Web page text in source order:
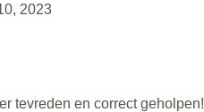
2023
tevreden en correct geholpen!